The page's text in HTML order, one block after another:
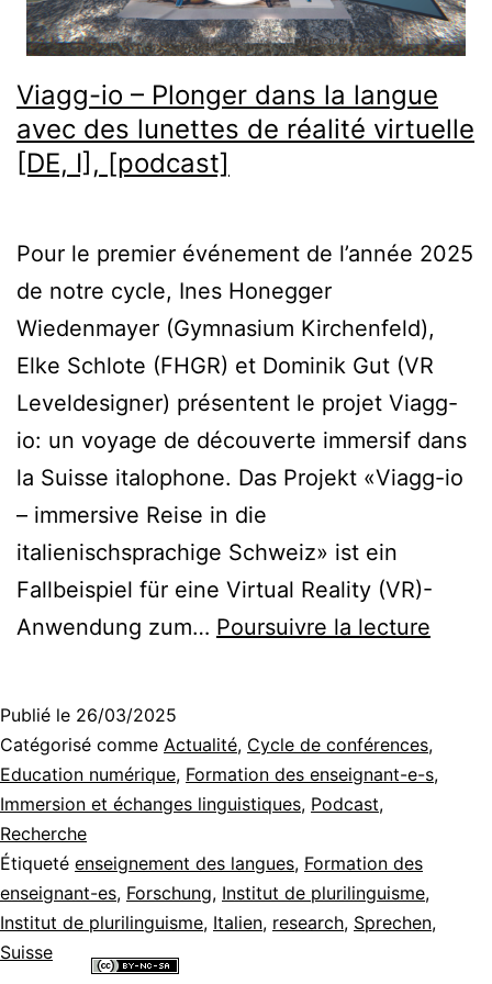
Viagg-io – Plonger dans la langue
avec des lunettes de réalité virtuelle
[DE, I], [podcast]
Pour le premier événement de l’année 2025
de notre cycle, Ines Honegger
Wiedenmayer (Gymnasium Kirchenfeld),
Elke Schlote (FHGR) et Dominik Gut (VR
Leveldesigner) présentent le projet Viagg-
io: un voyage de découverte immersif dans
la Suisse italophone. Das Projekt «Viagg-io
– immersive Reise in die
italienischsprachige Schweiz» ist ein
Fallbeispiel für eine Virtual Reality (VR)-
Anwendung zum… Poursuivre la lecture
dans
des
Publié le 26/03/2025
Catégorisé comme Actualité, Cycle de conférences,
Education numérique, Formation des enseignant-e-s,
Immersion et échanges linguistiques, Podcast,
Recherche
Étiqueté enseignement des langues, Formation des
enseignant-es, Forschung, Institut de plurilinguisme,
Institut de plurilinguisme, Italien, research, Sprechen,
Suisse